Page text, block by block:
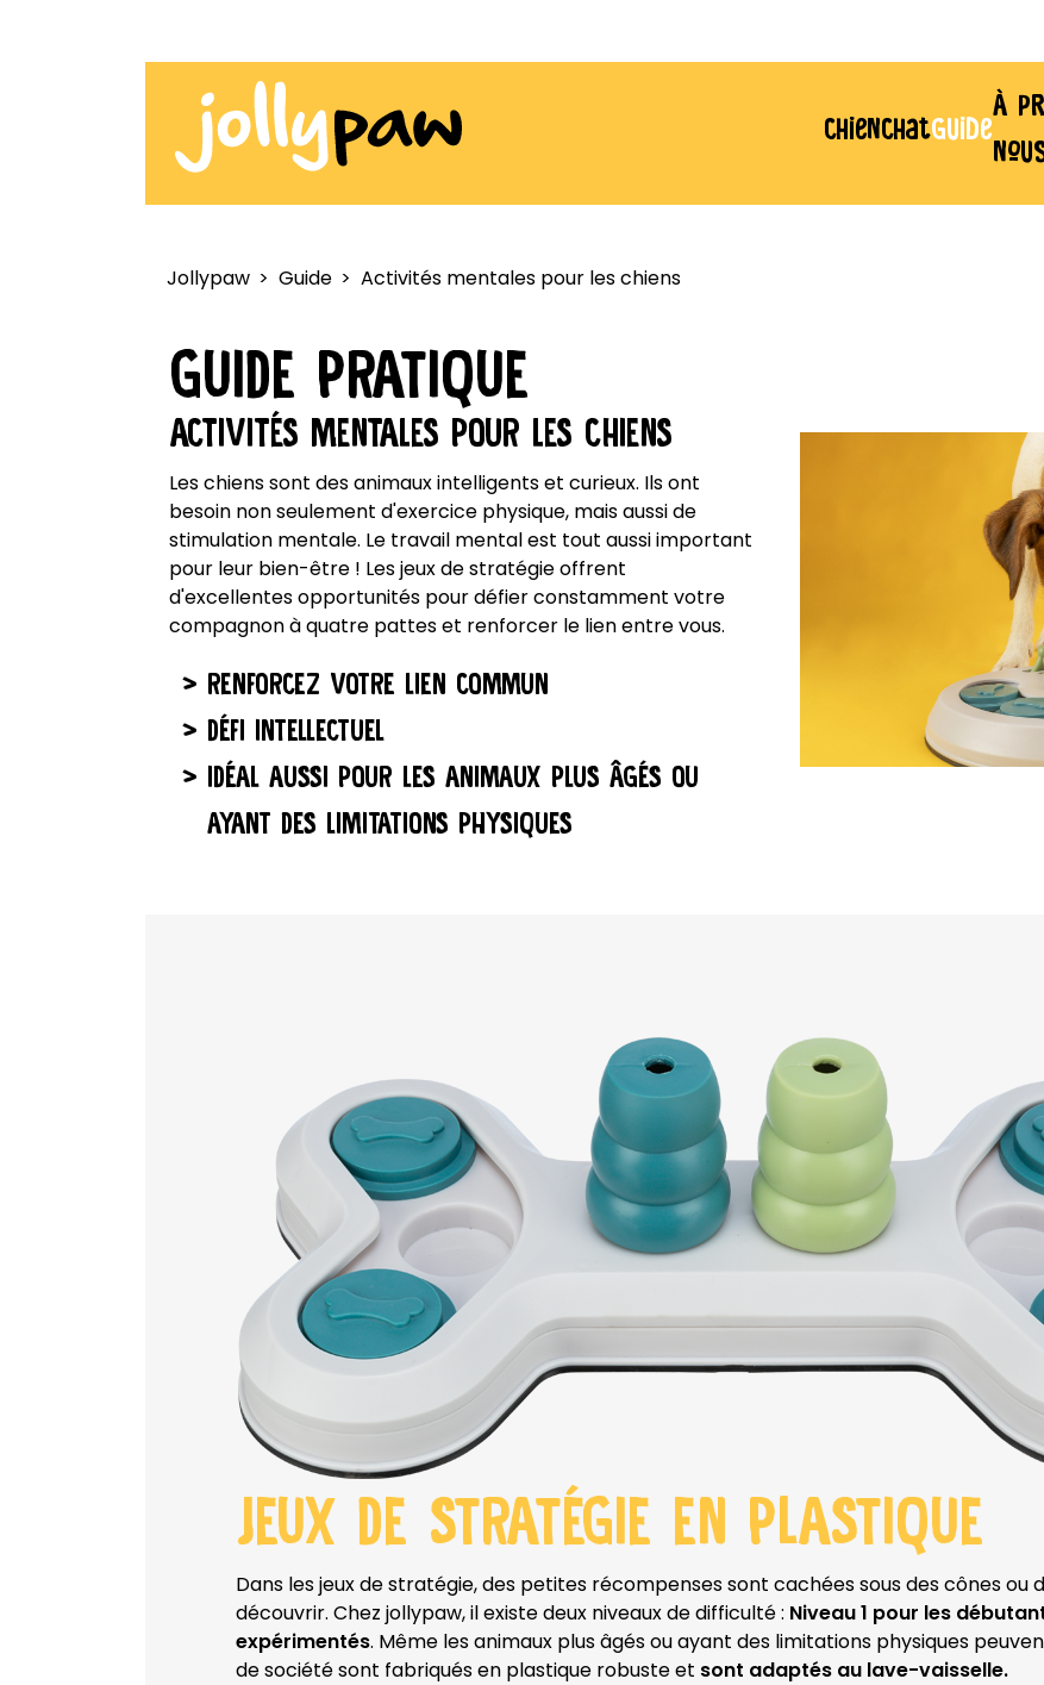
ChienChatGuide
À
Jollypaw Guide Activités mentales pour les chiens
GUIDE PRATIQUE
ACTIVITÉS MENTALES POUR LES CHIENS
Les chiens sont des animaux intelligents et curieux. Ils ont
besoin non seulement d'exercice physique, mais aussi de
stimulation mentale. Le travail mental est tout aussi important
pour leur bien-être ! Les jeux de stratégie offrent
d'excellentes opportunités pour défier constamment votre
compagnon à quatre pattes et renforcer le lien entre vous.
RENFORCEZ VOTRE LIEN COMMUN
DÉFI INTELLECTUEL
IDÉAL AUSSI POUR LES ANIMAUX PLUS ÂGÉS OU
AYANT DES LIMITATIONS PHYSIQUES
JEUX DE STRATÉGIE EN PLASTIQUE
Dans les jeux de stratégie, des petites récompenses sont cachées sous des cônes ou
découvrir. Chez jollypaw, il existe deux niveaux de difficulté : Niveau 1 pour les
expérimentés. Même les animaux plus âgés ou ayant des limitations physiques
de société sont fabriqués en plastique robuste et sont adaptés au lave-vaisselle.